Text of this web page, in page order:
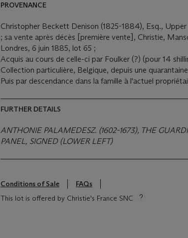
PROVENANCE
Christopher Beckett Denison (1825-1884), Esq.,
; sa vente après décès [première vente], Christie,
Londres, 6 juin 1885, lot 65 ;
Acquis au cours de celle-ci par Foulker (?) (pour 14
Collection particulière, Belgique, depuis une
Puis par descendance dans la famille à l'actuel
FURTHER DETAILS
ANTHONIE PALAMEDESZ. (1602-1673), THE
PANEL, SIGNED (LOWER LEFT)
Conditions of Sale
FAQs
This lot is offered by Christie's France SNC